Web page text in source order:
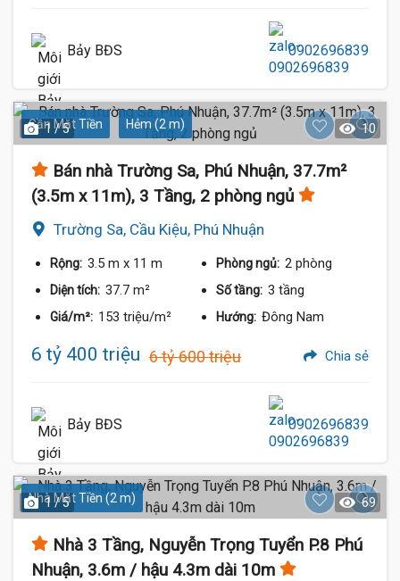
Bảy BĐS 0902696839
Gần Mặt Tiền Hẻm (2 m)
1 / 5 10
Bán nhà Trường Sa, Phú Nhuận, 37.7m²
(3.5m x 11m), 3 Tầng, 2 phòng ngủ
Trường Sa, Cầu Kiệu, Phú Nhuận
Rộng: 3.5 m x 11 m Phòng ngủ: 2 phòng
Diện tích: 37.7 m² Số tầng: 3 tầng
Giá/m²: 153 triệu/m² Hướng: Đông Nam
6 tỷ 400 triệu 6 tỷ 600 triệu Chia sẻ
Bảy BĐS 0902696839
Nhà Mặt Tiền (2 m)
1 / 5 69
Nhà 3 Tầng, Nguyễn Trọng Tuyển P.8 Phú
Nhuận, 3.6m / hậu 4.3m dài 10m